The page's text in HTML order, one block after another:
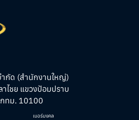
กัด (สำนักงานใหญ่)
ไชย แขวงป้อมปราบ
ทม. 10100
เบอร์มงคล